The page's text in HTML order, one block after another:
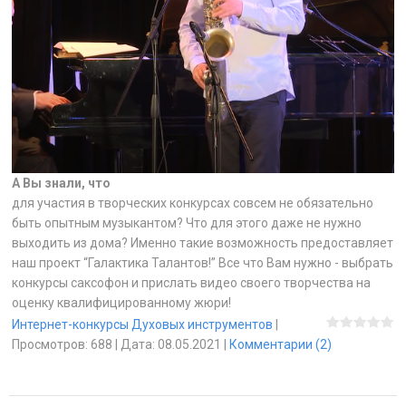
А Вы знали, что
для участия в творческих конкурсах совсем не обязательно
быть опытным музыкантом? Что для этого даже не нужно
выходить из дома? Именно такие возможность предоставляет
наш проект “Галактика Талантов!” Все что Вам нужно - выбрать
конкурсы саксофон и прислать видео своего творчества на
оценку квалифицированному жюри!
Интернет-конкурсы Духовых инструментов
Просмотров: 688 Дата: 08.05.2021 Комментарии (2)